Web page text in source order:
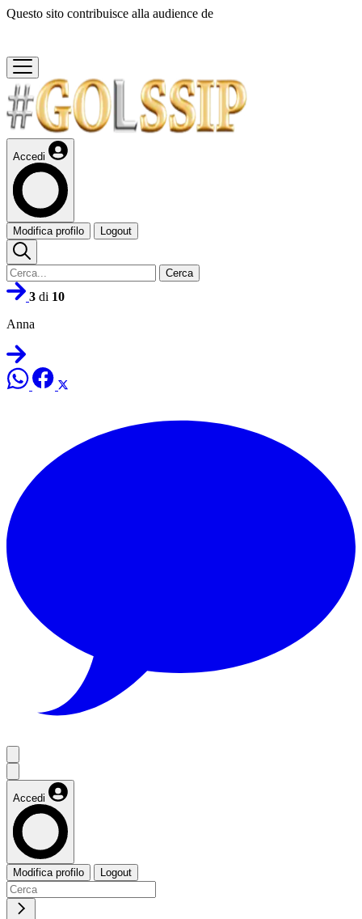
Questo sito contribuisce alla audience de
Accedi
Modifica profilo Logout
Cerca
3 di 10
Anna
Accedi
Modifica profilo Logout